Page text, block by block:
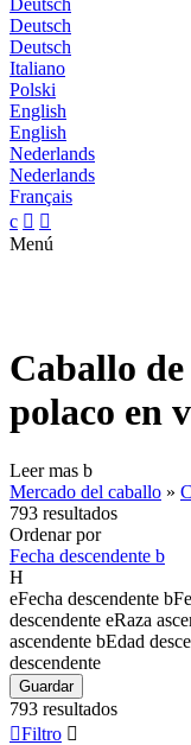
Deutsch
Deutsch
Deutsch
Italiano
Polski
English
English
Nederlands
Nederlands
Français
c  
Menú
Caballo
polaco en
Leer mas b
Mercado del caballo »
793 resultados
Ordenar por
Fecha descendente b
H
eFecha descendente b
descendente eRaza
ascendente bEdad
descendente
Guardar
793 resultados
Filtro 